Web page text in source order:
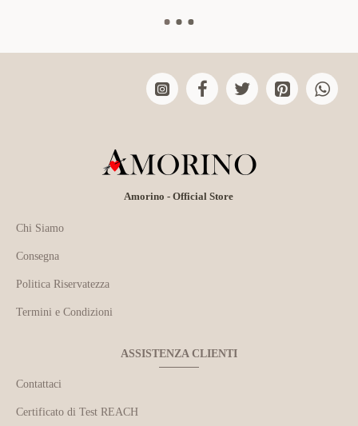
Amorino - Official Store
Chi Siamo
Consegna
Politica Riservatezza
Termini e Condizioni
ASSISTENZA CLIENTI
Contattaci
Certificato di Test REACH